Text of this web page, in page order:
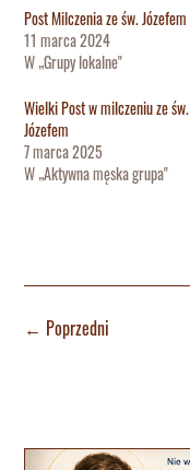
Post Milczenia ze św. Józefem
11 marca 2024
W „Grupy lokalne"
Wielki Post w milczeniu ze św.
Józefem
7 marca 2025
W „Aktywna męska grupa"
← Poprzedni